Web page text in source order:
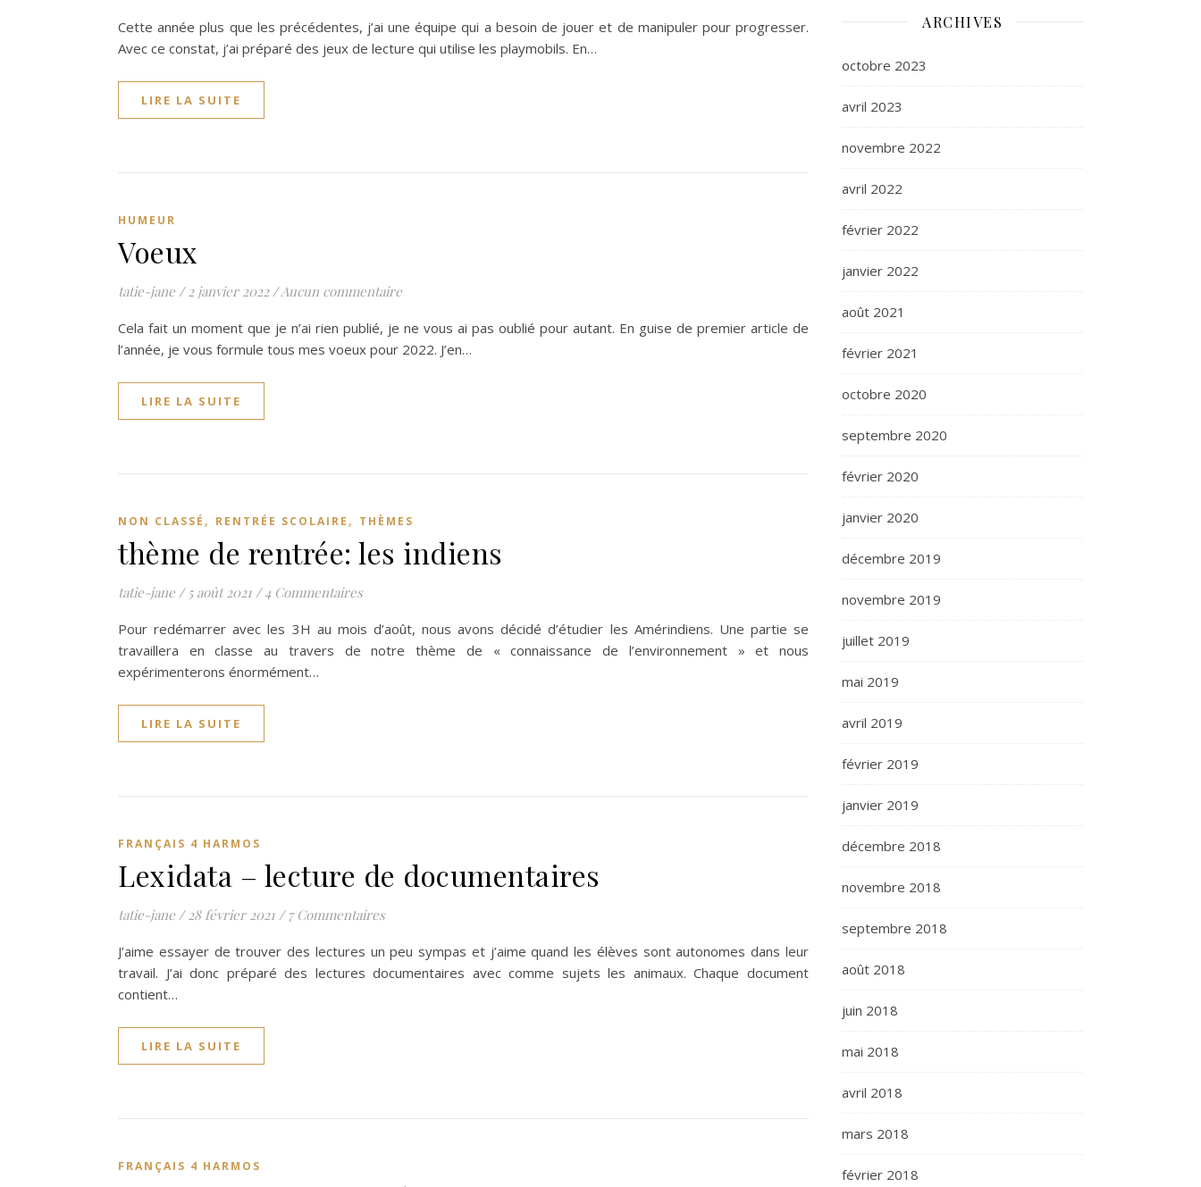
Cette année plus que les précédentes, j’ai une équipe qui a besoin de jouer et de manipuler pour progresser.
Avec ce constat, j’ai préparé des jeux de lecture qui utilise les playmobils. En…
LIRE LA SUITE
HUMEUR
Voeux
tatie-jane / 2 janvier 2022 /Aucun commentaire
Cela fait un moment que je n’ai rien publié, je ne vous ai pas oublié pour autant. En guise de premier article de
l’année, je vous formule tous mes voeux pour 2022. J’en…
LIRE LA SUITE
NON CLASSÉ , RENTRÉE SCOLAIRE , THÈMES
thème de rentrée: les indiens
tatie-jane / 5 août 2021 / 4 Commentaires
Pour redémarrer avec les 3H au mois d’août, nous avons décidé d’étudier les Amérindiens. Une partie se
travaillera en classe au travers de notre thème de « connaissance de l’environnement » et nous
expérimenterons énormément…
LIRE LA SUITE
FRANÇAIS 4 HARMOS
Lexidata – lecture de documentaires
tatie-jane / 28 février 2021 / 7 Commentaires
J’aime essayer de trouver des lectures un peu sympas et j’aime quand les élèves sont autonomes dans leur
travail. J’ai donc préparé des lectures documentaires avec comme sujets les animaux. Chaque document
contient…
LIRE LA SUITE
FRANÇAIS 4 HARMOS
ARCHIVES
octobre 2023
avril 2023
novembre 2022
avril 2022
février 2022
janvier 2022
août 2021
février 2021
octobre 2020
septembre 2020
février 2020
janvier 2020
décembre 2019
novembre 2019
juillet 2019
mai 2019
avril 2019
février 2019
janvier 2019
décembre 2018
novembre 2018
septembre 2018
août 2018
juin 2018
mai 2018
avril 2018
mars 2018
février 2018